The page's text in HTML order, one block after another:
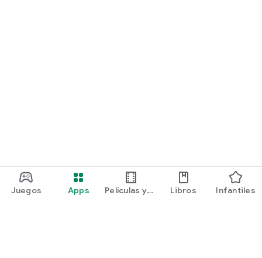
Juegos Apps
Películas y
Libros Infantiles